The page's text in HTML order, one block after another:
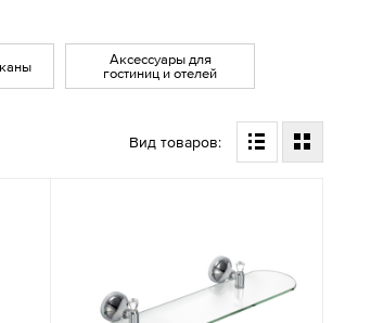
Аксессуары для
гостиниц и отелей
Вид товаров: